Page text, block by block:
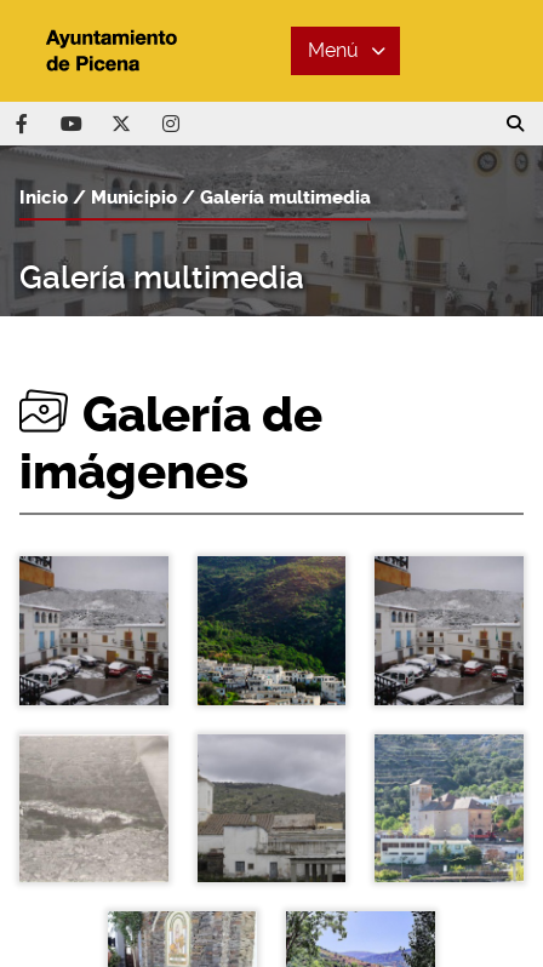
Menú
Galería multimedia
Inicio Municipio Galería multimedia
Galería de
imágenes